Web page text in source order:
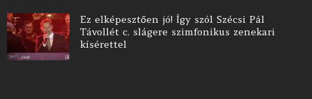
Ez elképesztően jó! Így szól Szécsi Pál
Távollét c. slágere szimfonikus zenekari
kísérettel